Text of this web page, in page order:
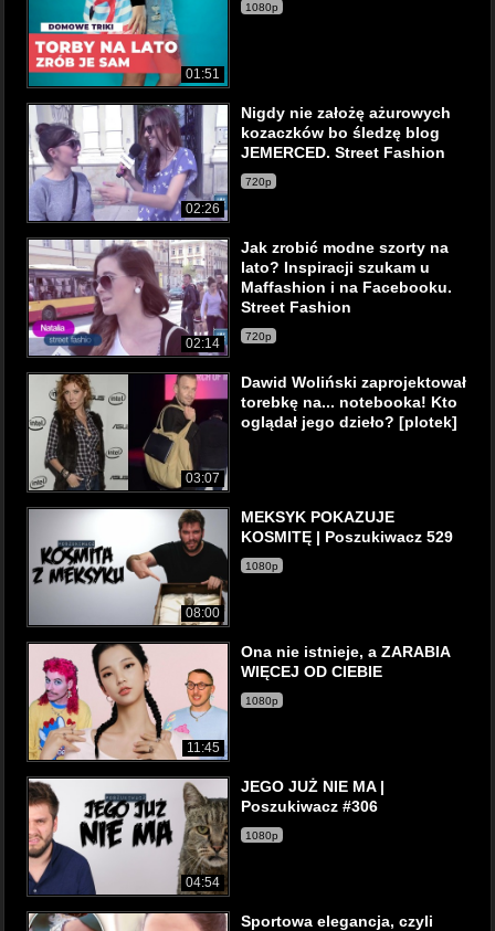
01:51
1080p
02:26
Nigdy nie założę ażurowych
kozaczków bo śledzę blog
JEMERCED. Street Fashion
720p
02:14
Jak zrobić modne szorty na
lato? Inspiracji szukam u
Maffashion i na Facebooku.
Street Fashion
720p
03:07
Dawid Woliński zaprojektował
torebkę na... notebooka! Kto
oglądał jego dzieło? [plotek]
08:00
MEKSYK POKAZUJE
KOSMITĘ | Poszukiwacz 529
1080p
11:45
Ona nie istnieje, a ZARABIA
WIĘCEJ OD CIEBIE
1080p
04:54
JEGO JUŻ NIE MA |
Poszukiwacz #306
1080p
Sportowa elegancja, czyli